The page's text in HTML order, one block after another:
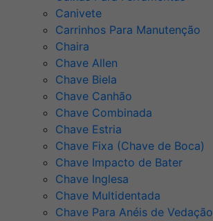
Canivete
Carrinhos Para Manutenção
Chaira
Chave Allen
Chave Biela
Chave Canhão
Chave Combinada
Chave Estria
Chave Fixa (Chave de Boca)
Chave Impacto de Bater
Chave Inglesa
Chave Multidentada
Chave Para Anéis de Vedação